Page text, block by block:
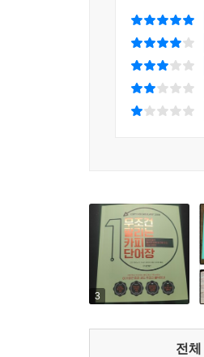
2020년 초등학생이
궁금한 게 생겼을
그야말로 1인 미디
독자들이 실질적으
운영자, 회사에서
직원, 손님을 끌어
‘프라이밍 효과’,
기억’ 등등 행동경
★★★★★‘20년의 연구
1780엔으로 그 모든
3
전